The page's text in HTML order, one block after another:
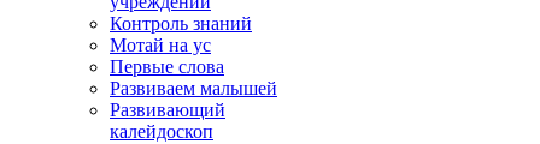
Контроль знаний
Мотай на ус
Первые слова
Развиваем малышей
Развивающий
калейдоскоп